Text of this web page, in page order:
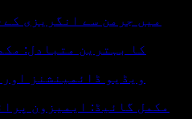
مکمل گائیڈ: ایمیزون